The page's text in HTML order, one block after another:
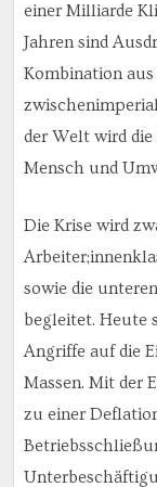
einer Milliarde
Jahren sind
Kombination
der Welt wird die
Mensch und
Die Krise wird
sowie die
begleitet. Heute
Angriffe auf die
Massen. Mit der
zu einer